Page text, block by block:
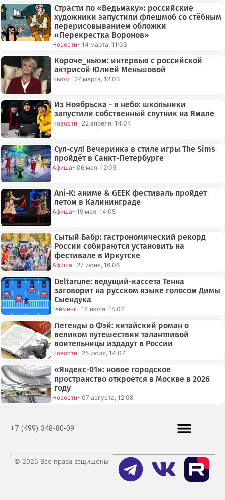
Страсти по «Ведьмаку»: российские
художники запустили флешмоб со стёбным
перерисовыванием обложки
«Перекрестка Воронов»
Новости- 14 марта, 11:03
Короче_ньюм: интервью с российской
актрисой Юлией Меньшовой
Ньюм- 27 марта, 12:03
Из Ноябрьска - в небо: школьники
запустили собственный спутник на Ямале
Новости- 22 апреля, 14:04
Сул-сул! Вечеринка в стиле игры The Sims
пройдёт в Санкт-Петербурге
Афиша- 06 мая, 12:05
Ani-K: аниме & GEEK фестиваль пройдет
летом в Калининграде
Афиша- 19 мая, 14:05
Сытый Бабр: гастрономический рекорд
России собираются установить на
фестивале в Иркутске
Афиша- 27 июня, 16:06
Deltarune: ведущий-кассета Тенна
заговорит на русском языке голосом Димы
Сыендука
Гейминг- 14 июля, 15:07
Легенды о Фэй: китайский роман о
великом путешествии талантливой
воительницы издадут в России
Новости- 25 июля, 14:07
«Яндекс-01»: новое городское
пространство откроется в Москве в 2026
году
Новости- 07 августа, 12:08
+7 (499) 348-80-09
© 2025 Все права защищены